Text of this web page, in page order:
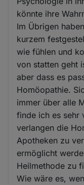
könnte ihre
Im Übrigen
kurzem
wie fühlen und
von statten geht
aber dass es
Homöopathie.
immer über alle
finde ich es sehr
verlangen die
Apotheken zu
ermöglicht
Heilmethode zu
Wie wäre es,